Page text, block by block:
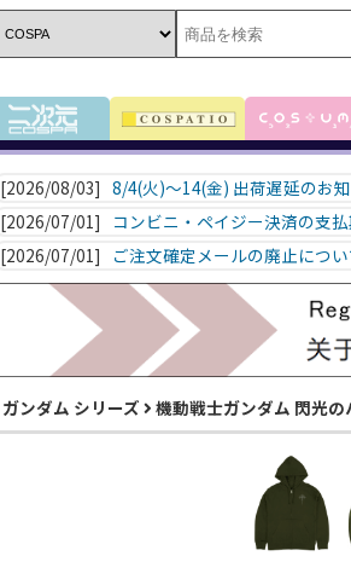
[2026/08/03] 8/4(火)～14(金) 出荷遅延のお
[2026/07/01]
コンビニ・ペイジー決済の支
[2026/07/01]
ご注文確定メールの廃止につい
ガンダム シリーズ 機動戦士ガンダム 閃光の